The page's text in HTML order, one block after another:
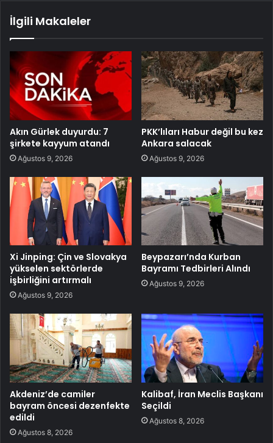
İlgili Makaleler
Akın Gürlek duyurdu: 7
şirkete kayyum atandı
Ağustos 9, 2026
PKK’lıları Habur değil bu kez
Ankara salacak
Ağustos 9, 2026
Xi Jinping: Çin ve Slovakya
yükselen sektörlerde
işbirliğini artırmalı
Ağustos 9, 2026
Beypazarı’nda Kurban
Bayramı Tedbirleri Alındı
Ağustos 9, 2026
Akdeniz’de camiler
bayram öncesi dezenfekte
edildi
Ağustos 8, 2026
Kalibaf, İran Meclis Başkanı
Seçildi
Ağustos 8, 2026